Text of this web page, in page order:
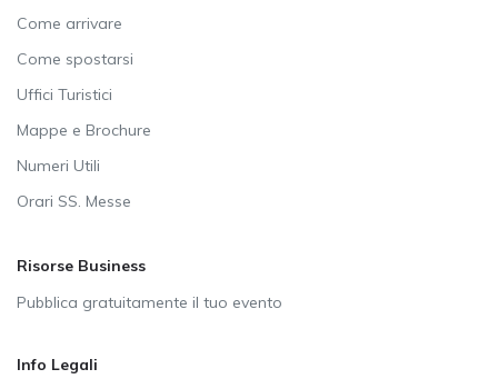
Come arrivare
Come spostarsi
Uffici Turistici
Mappe e Brochure
Numeri Utili
Orari SS. Messe
Risorse Business
Pubblica gratuitamente il tuo evento
Info Legali